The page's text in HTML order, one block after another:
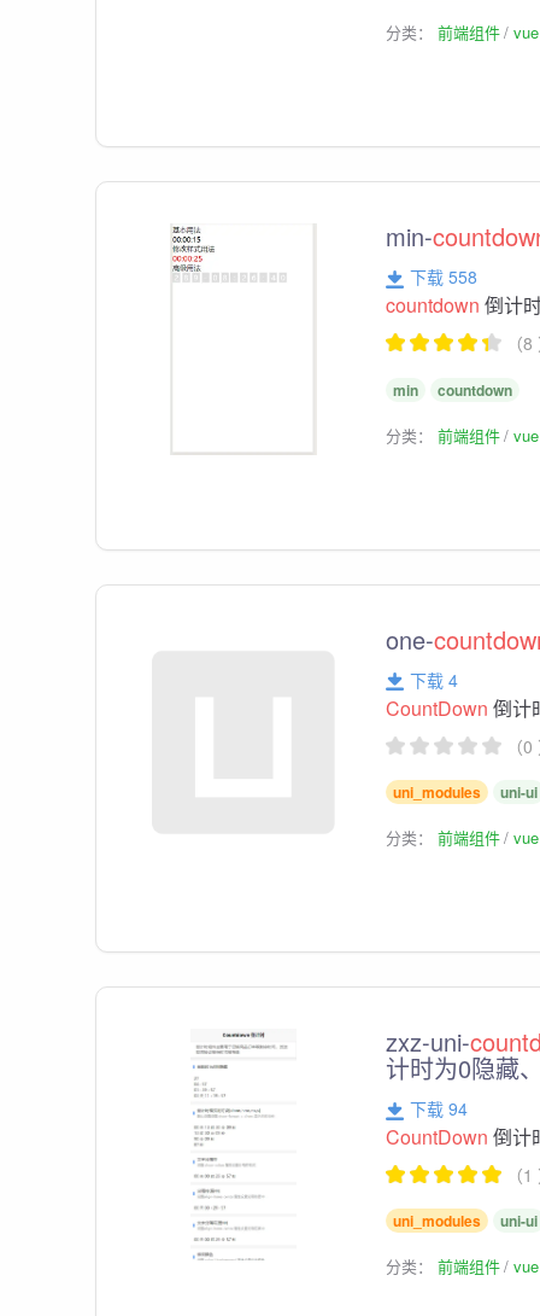
分类：前端组件
min-
下载 558
countdown 倒计
（
min countdown
分类：前端组件
one-
下载 4
CountDown 倒计
（
uni_modules uni-ui
分类：前端组件
zxz-uni-
计时为0隐藏
下载 94
CountDown 倒计
（
uni_modules uni-ui
分类：前端组件